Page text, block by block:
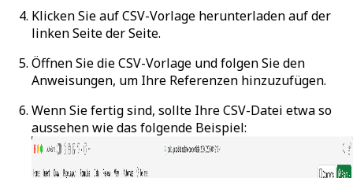
Klicken Sie aufCSV-Vorlage herunterladenauf der
linken Seite der Seite.
Öffnen Sie die CSV-Vorlage und folgen Sie den
Anweisungen, um Ihre Referenzen hinzuzufügen.
Wenn Sie fertig sind, sollte Ihre CSV-Datei etwa so
aussehen wie das folgende Beispiel: